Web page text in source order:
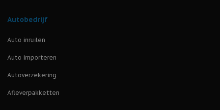
Autobedrijf
Auto inruilen
Auto importeren
Autoverzekering
Afleverpakketten